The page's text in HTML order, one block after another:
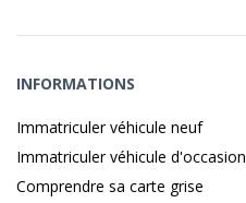
INFORMATIONS
Immatriculer véhicule neuf
Immatriculer véhicule d'occasion
Comprendre sa carte grise